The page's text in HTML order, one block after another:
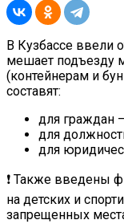
В Кузбассе ввели
мешает подъезду
(контейнерам и
составят:
для граждан
для
для
❗ Также введены
на детских и
запрещенных